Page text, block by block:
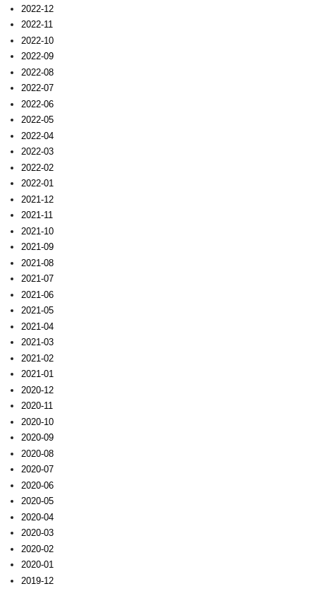
2022-12
2022-11
2022-10
2022-09
2022-08
2022-07
2022-06
2022-05
2022-04
2022-03
2022-02
2022-01
2021-12
2021-11
2021-10
2021-09
2021-08
2021-07
2021-06
2021-05
2021-04
2021-03
2021-02
2021-01
2020-12
2020-11
2020-10
2020-09
2020-08
2020-07
2020-06
2020-05
2020-04
2020-03
2020-02
2020-01
2019-12